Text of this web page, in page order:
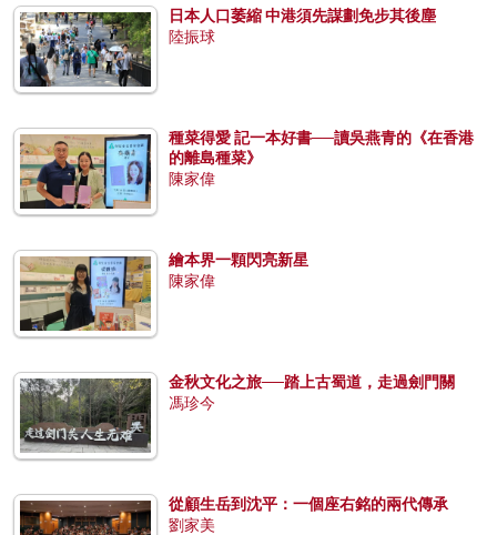
日本人口萎縮 中港須先謀劃免步其後塵
陸振球
種菜得愛 記一本好書──讀吳燕青的《在香港
的離島種菜》
陳家偉
繪本界一顆閃亮新星
陳家偉
金秋文化之旅──踏上古蜀道，走過劍門關
馮珍今
從顧生岳到沈平：一個座右銘的兩代傳承
劉家美